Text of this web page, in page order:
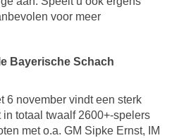
voor meer
Bayerische Schach
6 november vindt een sterk
totaal twaalf 2600+-spelers
met o.a. GM Sipke Ernst, IM